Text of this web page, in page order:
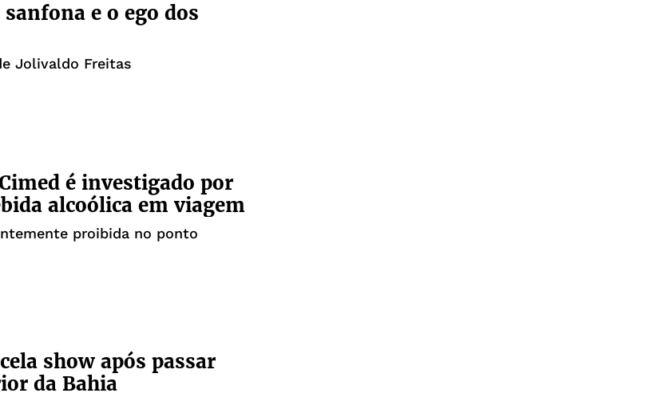
e o ego dos
Jolivaldo Freitas
é investigado por
alcoólica em viagem
proibida no ponto
show após passar
da Bahia